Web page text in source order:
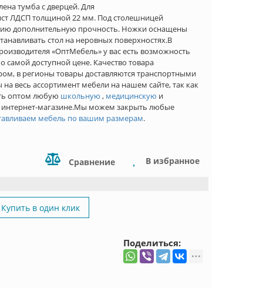
тумба с дверцей. Для
ЛДСП толщиной 22 мм. Под столешницей
дополнительную прочность. Ножки оснащены
стол на неровных поверхностях.В
«ОптМебель» у вас есть возможность
самой доступной цене. Качество товара
в регионы товары доставляются транспортными
весь ассортимент мебели на нашем сайте, так как
оптом любую школьную , медицинскую и
магазине.Мы можем закрыть любые
мебель по вашим размерам.
Сравнение В избранное
Купить в один клик
Поделиться: